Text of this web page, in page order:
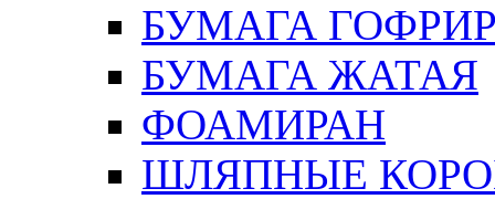
БУМАГА
БУМАГА ЖАТАЯ
ФОАМИРАН
ШЛЯПНЫЕ